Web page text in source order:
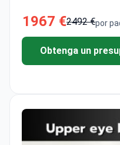
por
2492 €
1967 €
Obtenga un